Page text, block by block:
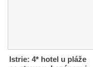
Istrie: 4* hotel u pláže